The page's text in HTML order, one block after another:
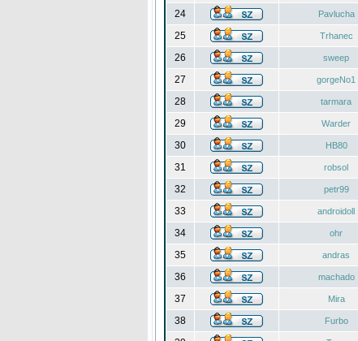
24
Pavlucha
25
Trhanec
26
sweep
27
gorgeNo1
28
tarmara
29
Warder
30
HB80
31
robsol
32
petr99
33
androidoll
34
ohr
35
andras
36
machado
37
Mira
38
Furbo